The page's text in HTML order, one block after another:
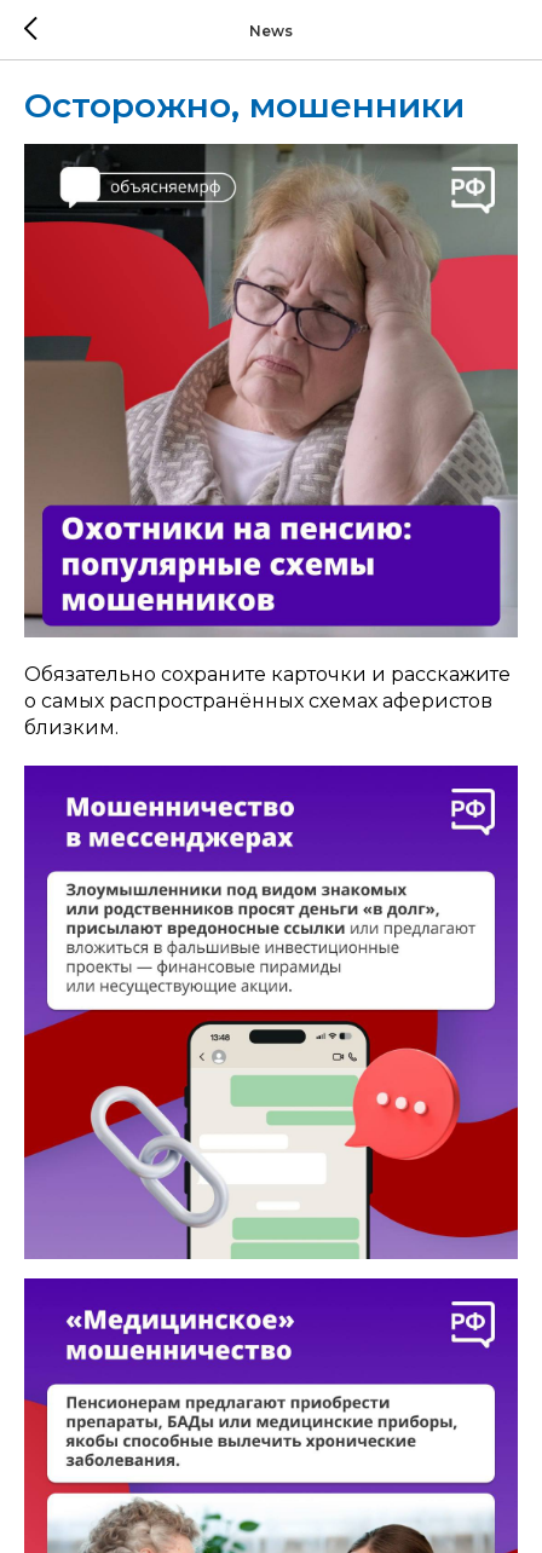
News
Осторожно, мошенники
Обязательно сохраните карточки и расскажите
о самых распространённых схемах аферистов
близким.